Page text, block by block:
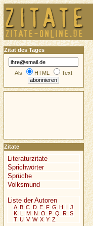
Zitat des Tages
Als HTML Text
Zitate
Literaturzitate
Sprichwörter
Sprüche
Volksmund
Liste der Autoren
A B C D E F G H I J
K L M N O P Q R S
T U V W X Y Z